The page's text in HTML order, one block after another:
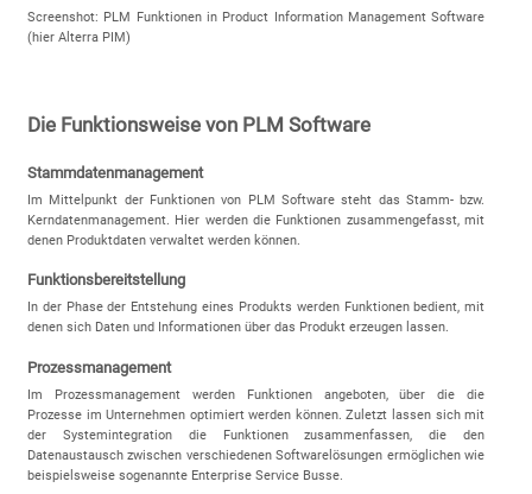
Screenshot: PLM Funktionen in Product Information Management Software
(hier Alterra PIM)
Die Funktionsweise von PLM Software
Stammdatenmanagement
Im Mittelpunkt der Funktionen von PLM Software steht das Stamm- bzw.
Kerndatenmanagement. Hier werden die Funktionen zusammengefasst, mit
denen Produktdaten verwaltet werden können.
Funktionsbereitstellung
In der Phase der Entstehung eines Produkts werden Funktionen bedient, mit
denen sich Daten und Informationen über das Produkt erzeugen lassen.
Prozessmanagement
Im Prozessmanagement werden Funktionen angeboten, über die die
Prozesse im Unternehmen optimiert werden können. Zuletzt lassen sich mit
der Systemintegration die Funktionen zusammenfassen, die den
Datenaustausch zwischen verschiedenen Softwarelösungen ermöglichen wie
beispielsweise sogenannte Enterprise Service Busse.